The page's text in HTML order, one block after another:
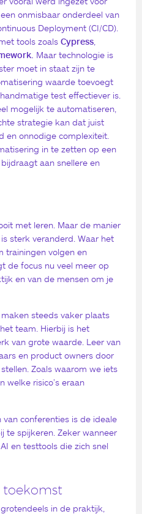
onmisbaar onderdeel van
Deployment (CI/CD).
tools zoals Cypress
Maar technologie is
moet in staat zijn te
waarde toevoegt
test effectiever is.
mogelijk te automatiseren,
strategie kan dat juist
en onnodige complexiteit.
in te zetten op een
aan snellere en
met leren. Maar de manier
sterk veranderd. Waar het
trainingen volgen en
de focus nu veel meer op
en van de mensen om je
steeds vaker plaats
team. Hierbij is het
van grote waarde. Leer van
en product owners door
Zoals waarom we iets
welke risico’s eraan
conferenties is de ideale
te spijkeren. Zeker wanneer
en testtools die zich snel
toekomst
in de praktijk,